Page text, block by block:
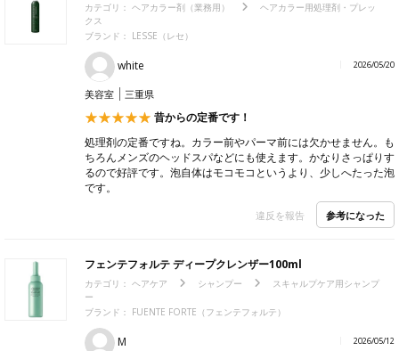
カテゴリ： ヘアカラー剤（業務用）
ヘアカラー用処理剤・プレッ
クス
ブランド： LESSE（レセ）
white 2026/05/20
美容室 三重県
昔からの定番です！
処理剤の定番ですね。カラー前やパーマ前には欠かせません。も
ちろんメンズのヘッドスパなどにも使えます。かなりさっぱりす
るので好評です。泡自体はモコモコというより、少しへたった泡
です。
違反を報告 参考になった
フェンテフォルテ ディープクレンザー100ml
カテゴリ： ヘアケア シャンプー
スキャルプケア用シャンプ
ー
ブランド： FUENTE FORTE（フェンテフォルテ）
M 2026/05/12